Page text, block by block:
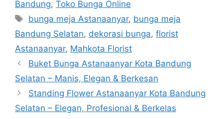
Bandung, Toko Bunga Online
bunga meja Astanaanyar, bunga meja
Bandung Selatan, dekorasi bunga, florist
Astanaanyar, Mahkota Florist
Buket Bunga Astanaanyar Kota Bandung
Selatan – Manis, Elegan & Berkesan
Standing Flower Astanaanyar Kota Bandung
Selatan – Elegan, Profesional & Berkelas